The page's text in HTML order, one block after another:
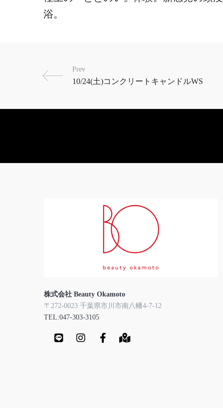
浴。
Prev
株式会社 Beauty Okamoto
〒272-0023 千葉県市川市南八幡4-7-12
TEL:047-303-3105